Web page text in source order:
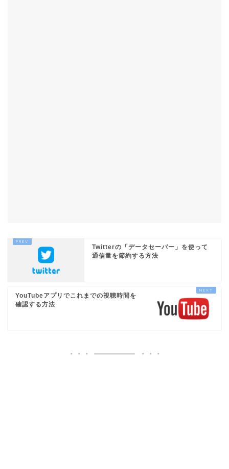
Twitterの「データセーバー」を使って
通信量を節約する方法
YouTubeアプリでこれまでの視聴時間を
確認する方法